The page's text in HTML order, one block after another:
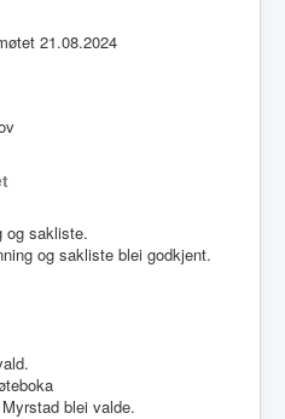
21.08.2024
og sakliste.
og sakliste blei godkjent.
blei valde.